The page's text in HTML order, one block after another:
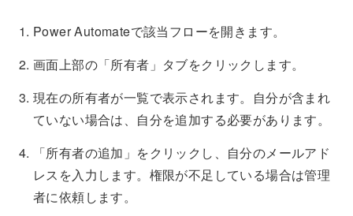
Power Automateで該当フローを開きます。
画面上部の「所有者」タブをクリックします。
現在の所有者が一覧で表示されます。自分が含まれ
ていない場合は、自分を追加する必要があります。
「所有者の追加」をクリックし、自分のメールアド
レスを入力します。権限が不足している場合は管理
者に依頼します。